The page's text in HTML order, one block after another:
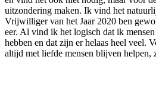
uitzondering maken. Ik vind het
Vrijwilliger van het Jaar 2020 ben
eer. Al vind ik het logisch dat ik
hebben en dat zijn er helaas heel veel.
altijd met liefde mensen blijven helpen,